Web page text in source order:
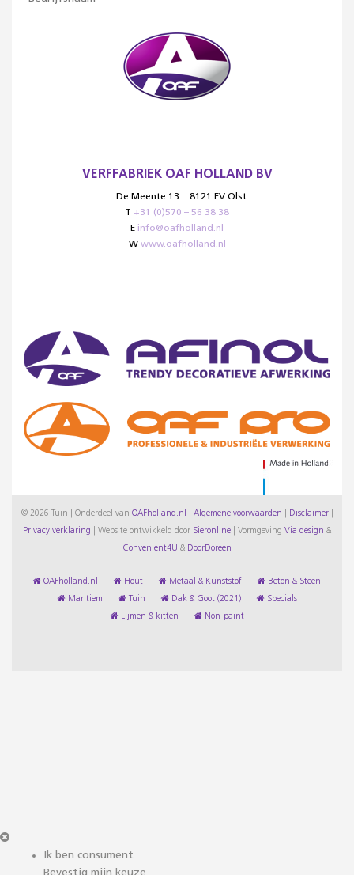
VERFFABRIEK OAF HOLLAND BV
De Meente 13
8121 EV Olst
T +31 (0)570 – 56 38 38
E info@oafholland.nl
W www.oafholland.nl
© 2026 Tuin | Onderdeel van OAFholland.nl Algemene voorwaarden Disclaimer
Privacy verklaring Website ontwikkeld door Sieronline Vormgeving Via design &
Convenient4U & DoorDoreen
OAFholland.nl Hout Metaal & Kunststof Beton & Steen
Maritiem Tuin Dak & Goot (2021) Specials
Lijmen & kitten Non-paint
Ik ben consument